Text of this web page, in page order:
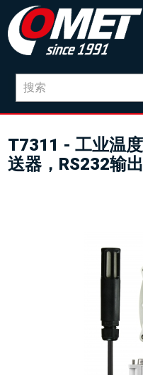
T7311 - 工业温
送器，RS232输出